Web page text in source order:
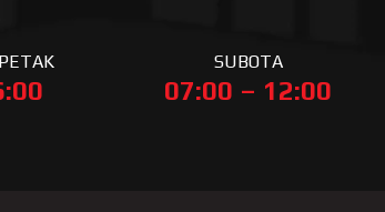
SUBOTA
07:00 – 12:00